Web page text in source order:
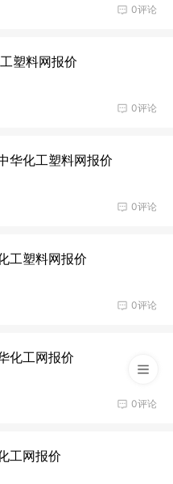
0评论
塑料网报价
0评论
华化工塑料网报价
0评论
工塑料网报价
0评论
化工网报价
0评论
工网报价